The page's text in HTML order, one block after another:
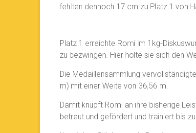
fehlten dennoch 17 cm zu Platz 1 von
Platz 1 erreichte Romi im 1kg-
zu bezwingen. Hier holte sie sich den
Die Medaillensammlung
m) mit einer Weite von 36,56 m.
Damit knüpft Romi an ihre bisherige
betreut und gefördert und trainiert bis